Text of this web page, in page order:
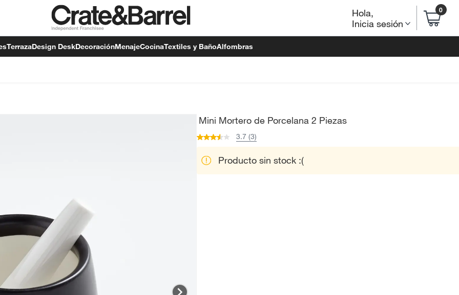
Hola,
Inicia sesión
0
TerrazaDesign DeskDecoraciónMenajeCocinaTextiles y BañoAlfombras
Mini Mortero de Porcelana 2 Piezas
3.7 (3)
Producto sin stock :(